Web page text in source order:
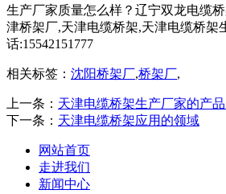
生产厂家质量怎么样？辽宁双龙电缆
津桥架厂,天津电缆桥架,天津电缆桥架
话:15542151777
相关标签： 沈阳桥架厂,桥架厂,
上一条： 天津电缆桥架生产厂家的产
下一条： 天津电缆桥架应用的领域
网站首页
走进我们
新闻中心